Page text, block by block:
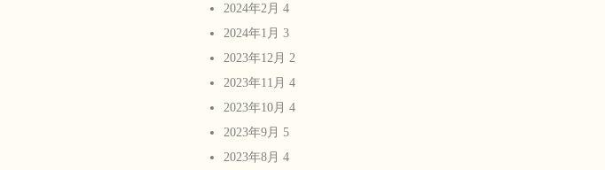
2024年2月 4
2024年1月 3
2023年12月 2
2023年11月 4
2023年10月 4
2023年9月 5
2023年8月 4